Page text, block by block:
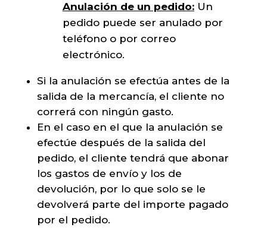
Anulación de un pedido:Un
pedido puede ser anulado por
teléfono o por correo
electrónico.
Si la anulación se efectúa antes de la
salida de la mercancía, el cliente no
correrá con ningún gasto.
En el caso en el que la anulación se
efectúe después de la salida del
pedido, el cliente tendrá que abonar
los gastos de envío y los de
devolución, por lo que solo se le
devolverá parte del importe pagado
por el pedido.